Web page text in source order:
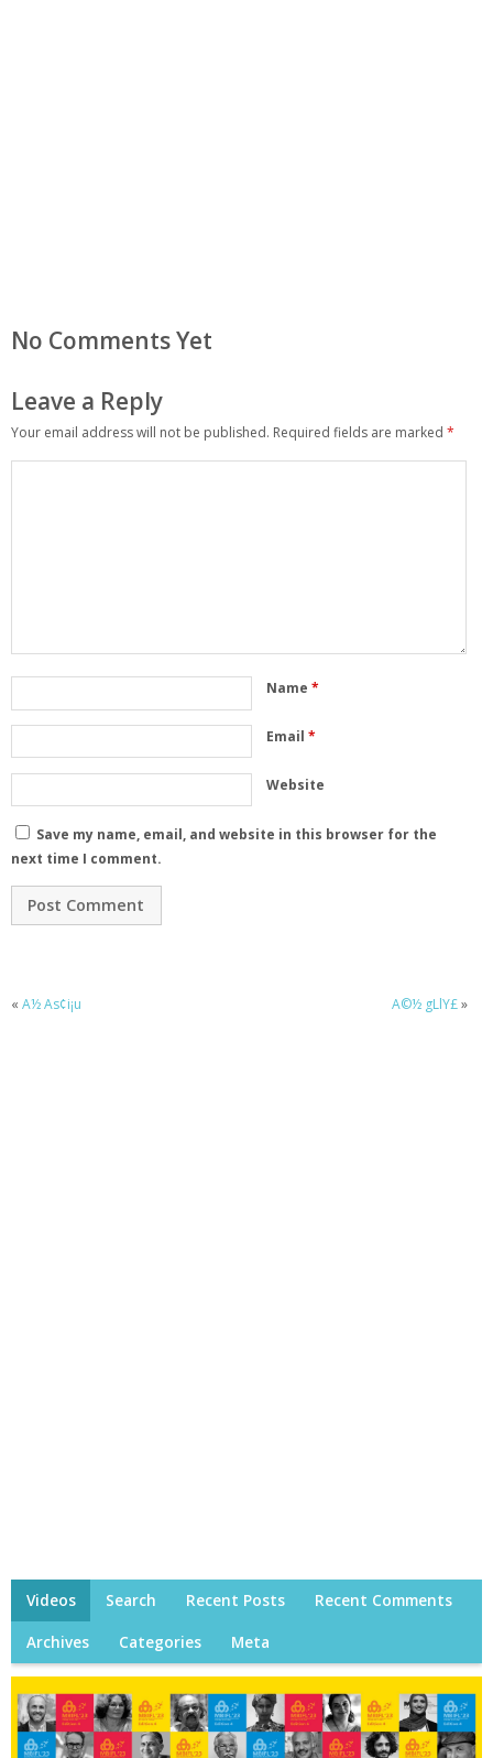
No Comments Yet
Leave a Reply
Your email address will not be published. Required fields are marked *
Name *
Email *
Website
Save my name, email, and website in this browser for the
next time I comment.
« A½ As¢i¡u A©½ gLlY£»
Videos Search Recent Posts Recent Comments
Archives Categories Meta